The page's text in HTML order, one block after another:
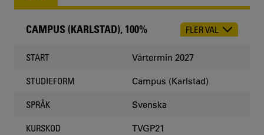
CHOOSE
CAMPUS (KARLSTAD), 100% FLER VAL
START Vårtermin 2027
STUDIEFORM Campus (Karlstad)
SPRÅK Svenska
KURSKOD TVGP21